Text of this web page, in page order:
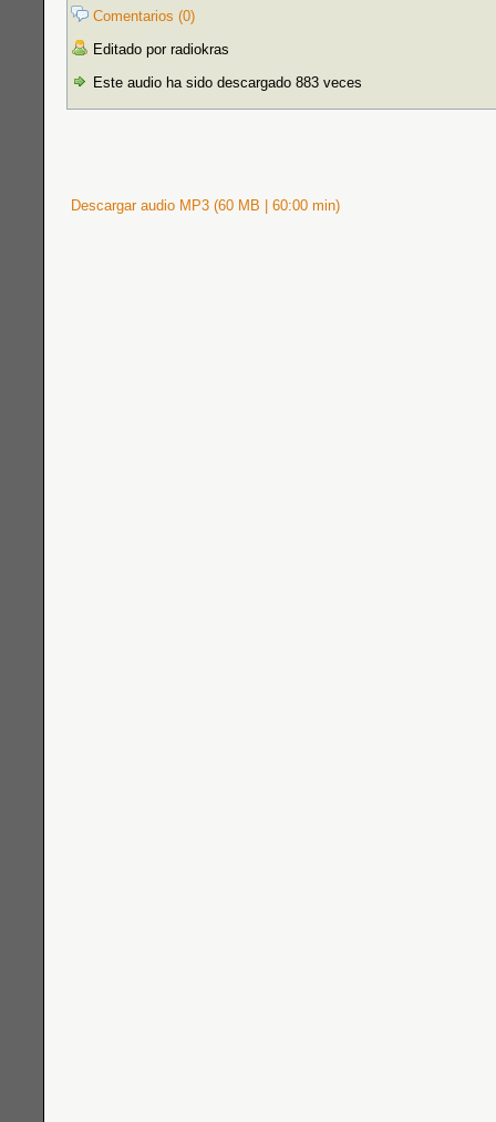
Comentarios (0)
Editado por radiokras
Este audio ha sido descargado 883 veces
Descargar audio MP3 (60 MB | 60:00 min)